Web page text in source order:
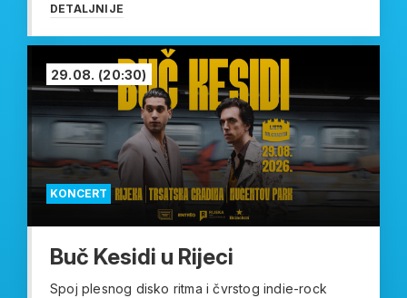
DETALJNIJE
KONCERT
29.08. (20:30)
Buč Kesidi u Rijeci
Spoj plesnog disko ritma i čvrstog indie-rock